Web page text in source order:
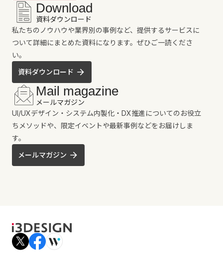
Download
資料ダウンロード
私たちのノウハウや業界別の事例など、提供するサービスに
ついて詳細にまとめた資料になります。ぜひご一読くださ
い。
資料ダウンロード
Mail magazine
メールマガジン
UI/UXデザイン・システム内製化・DX推進についてのお役立
ちメソッドや、限定イベントや最新事例などをお届けしま
す。
メールマガジン